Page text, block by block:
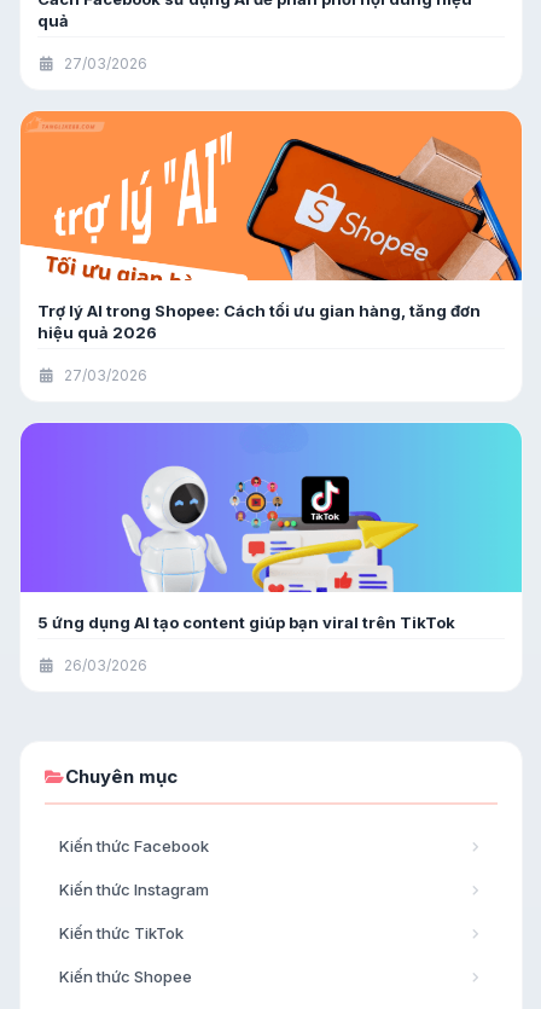
quả
27/03/2026
Trợ lý AI trong Shopee: Cách tối ưu gian hàng, tăng đơn
hiệu quả 2026
27/03/2026
5 ứng dụng AI tạo content giúp bạn viral trên TikTok
26/03/2026
Chuyên mục
Kiến thức Facebook
Kiến thức Instagram
Kiến thức TikTok
Kiến thức Shopee